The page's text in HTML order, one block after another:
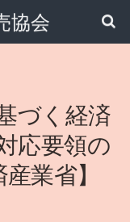
協会
づく経済
応要領の
業省】